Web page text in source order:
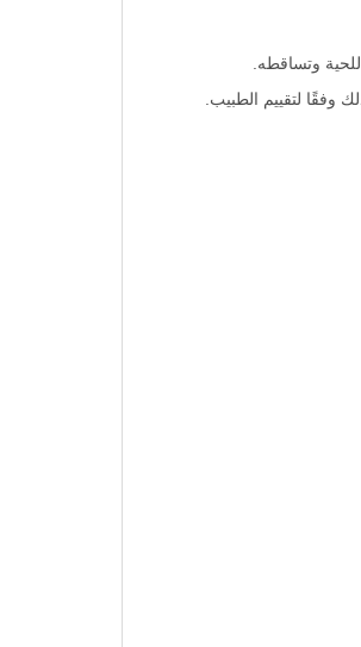
وتساقطه.
وفقًا لتقييم الطبيب.